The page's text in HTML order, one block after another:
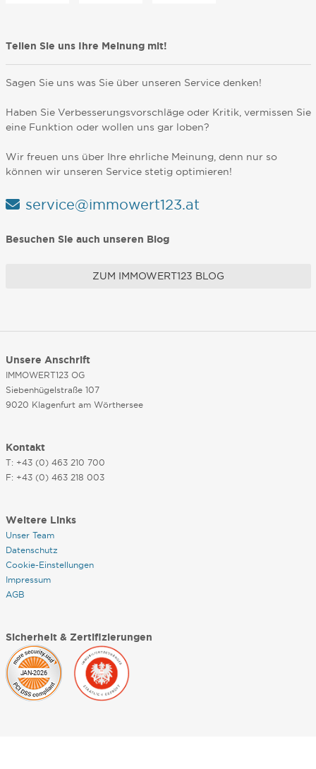
Teilen Sie uns Ihre Meinung mit!
Sagen Sie uns was Sie über unseren Service denken!
Haben Sie Verbesserungsvorschläge oder Kritik, vermissen Sie
eine Funktion oder wollen uns gar loben?
Wir freuen uns über Ihre ehrliche Meinung, denn nur so
können wir unseren Service stetig optimieren!
service@immowert123.at
Besuchen Sie auch unseren Blog
ZUM IMMOWERT123 BLOG
Unsere Anschrift
IMMOWERT123 OG
Siebenhügelstraße 107
9020 Klagenfurt am Wörthersee
Kontakt
T: +43 (0) 463 210 700
F: +43 (0) 463 218 003
Weitere Links
Unser Team
Datenschutz
Cookie-Einstellungen
Impressum
AGB
Sicherheit & Zertifizierungen